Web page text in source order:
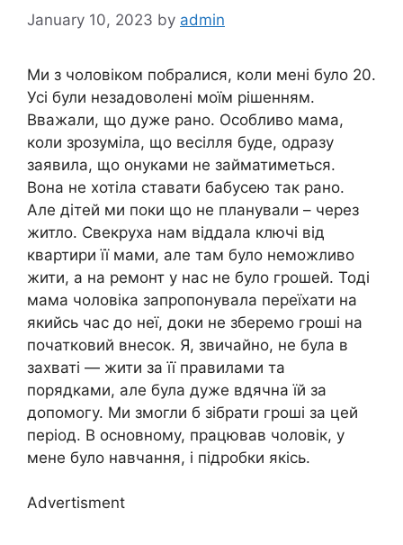
January 10, 2023 by admin
Ми з чоловіком побралися, коли мені було 20.
Усі були незадоволені моїм рішенням.
Вважали, що дуже рано. Особливо мама,
коли зрозуміла, що весілля буде, одразу
заявила, що онуками не займатиметься.
Вона не хотіла ставати бабусею так рано.
Але дітей ми поки що не планували – через
житло. Свекруха нам віддала ключі від
квартири її мами, але там було неможливо
жити, а на ремонт у нас не було грошей. Тоді
мама чоловіка запропонувала переїхати на
якийсь час до неї, доки не зберемо гроші на
початковий внесок. Я, звичайно, не була в
захваті — жити за її правилами та
порядками, але була дуже вдячна їй за
допомогу. Ми змогли б зібрати гроші за цей
період. В основному, працював чоловік, у
мене було навчання, і підробки якісь.
Advertisment